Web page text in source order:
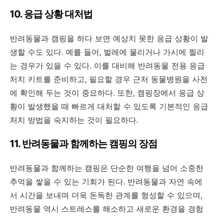
10. 응급 상황 대처법
반려동물과 캠핑을 하다 보면 예상치 못한 응급 상황이 발
생할 수도 있다. 예를 들어, 벌레에 물리거나 가시에 찔리
는 경우가 있을 수 있다. 이를 대비해 반려동물 전용 응급
처치 키트를 준비하고, 필요할 경우 근처 동물병원을 사전
에 확인해 두는 것이 중요하다. 또한, 캠핑장에서 응급 상
황이 발생했을 때 빠르게 대처할 수 있도록 기본적인 응급
처치 방법을 숙지하는 것이 필요하다.
11. 반려동물과 함께하는 캠핑의 장점
반려동물과 함께하는 캠핑은 단순한 여행을 넘어 소중한
추억을 쌓을 수 있는 기회가 된다. 반려동물과 자연 속에
서 시간을 보내며 더욱 돈독한 관계를 형성할 수 있으며,
반려동물 역시 스트레스를 해소하고 새로운 환경을 경험